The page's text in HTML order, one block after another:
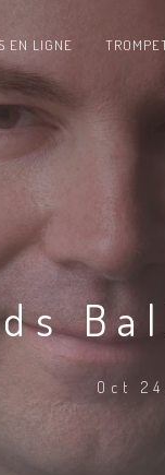
EN LIGNE
Oct